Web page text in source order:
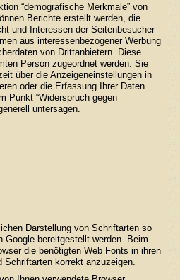
“demografische Merkmale” von
Berichte erstellt werden, die
und Interessen der Seitenbesucher
aus interessenbezogener Werbung
von Drittanbietern. Diese
Person zugeordnet werden. Sie
über die Anzeigeneinstellungen in
oder die Erfassung Ihrer Daten
Punkt “Widerspruch gegen
untersagen.
Darstellung von Schriftarten so
Google bereitgestellt werden. Beim
die benötigten Web Fonts in ihren
Schriftarten korrekt anzuzeigen.